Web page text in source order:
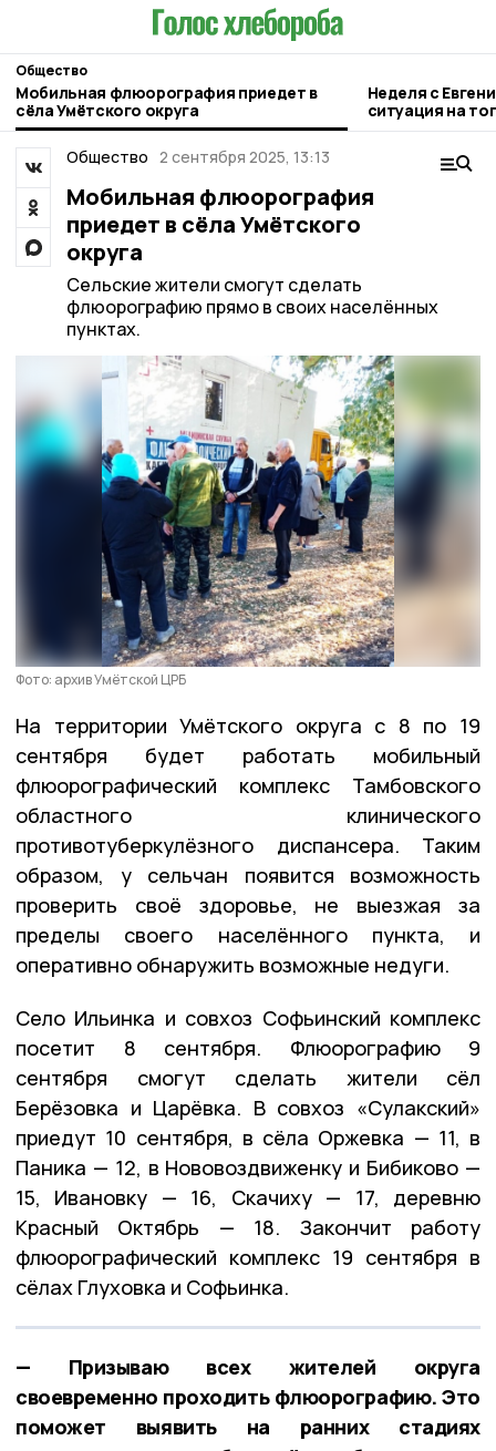
Общество
Мобильная флюорография приедет в
сёла Умётского округа
Неделя с
ситуация на
городе и
Общество 2 сентября 2025, 13:13
Мобильная флюорография
приедет в сёла Умётского
округа
Сельские жители смогут сделать
флюорографию прямо в своих населённых
пунктах.
Фото: архив Умётской ЦРБ
На территории Умётского округа с 8 по 19
сентября будет работать мобильный
флюорографический комплекс Тамбовского
областного клинического
противотуберкулёзного диспансера. Таким
образом, у сельчан появится возможность
проверить своё здоровье, не выезжая за
пределы своего населённого пункта, и
оперативно обнаружить возможные недуги.
Село Ильинка и совхоз Софьинский комплекс
посетит 8 сентября. Флюорографию 9
сентября смогут сделать жители сёл
Берёзовка и Царёвка. В совхоз «Сулакский»
приедут 10 сентября, в сёла Оржевка — 11, в
Паника — 12, в Нововоздвиженку и Бибиково —
15, Ивановку — 16, Скачиху — 17, деревню
Красный Октябрь — 18. Закончит работу
флюорографический комплекс 19 сентября в
сёлах Глуховка и Софьинка.
— Призываю всех жителей округа
своевременно проходить флюорографию. Это
поможет выявить на ранних стадиях